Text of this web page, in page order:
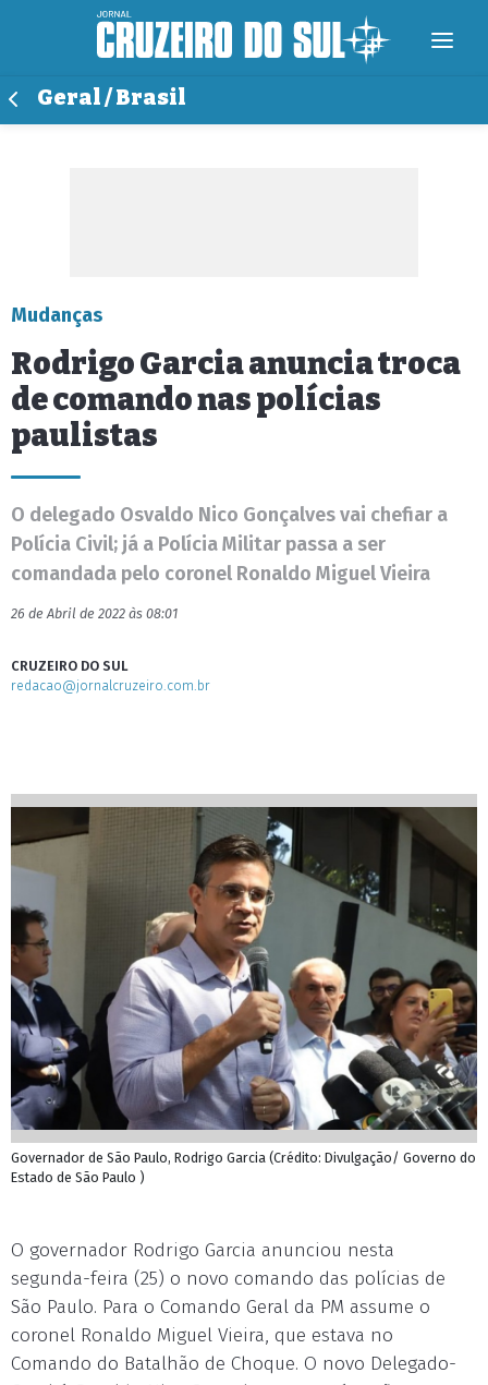
Geral / Brasil
Mudanças
Rodrigo Garcia anuncia troca
de comando nas polícias
paulistas
O delegado Osvaldo Nico Gonçalves vai chefiar a
Polícia Civil; já a Polícia Militar passa a ser
comandada pelo coronel Ronaldo Miguel Vieira
26 de Abril de 2022 às 08:01
CRUZEIRO DO SUL
redacao@jornalcruzeiro.com.br
Governador de São Paulo, Rodrigo Garcia (Crédito: Divulgação/ Governo do
Estado de São Paulo )
O governador Rodrigo Garcia anunciou nesta
segunda-feira (25) o novo comando das polícias de
São Paulo. Para o Comando Geral da PM assume o
coronel Ronaldo Miguel Vieira, que estava no
Comando do Batalhão de Choque. O novo Delegado-